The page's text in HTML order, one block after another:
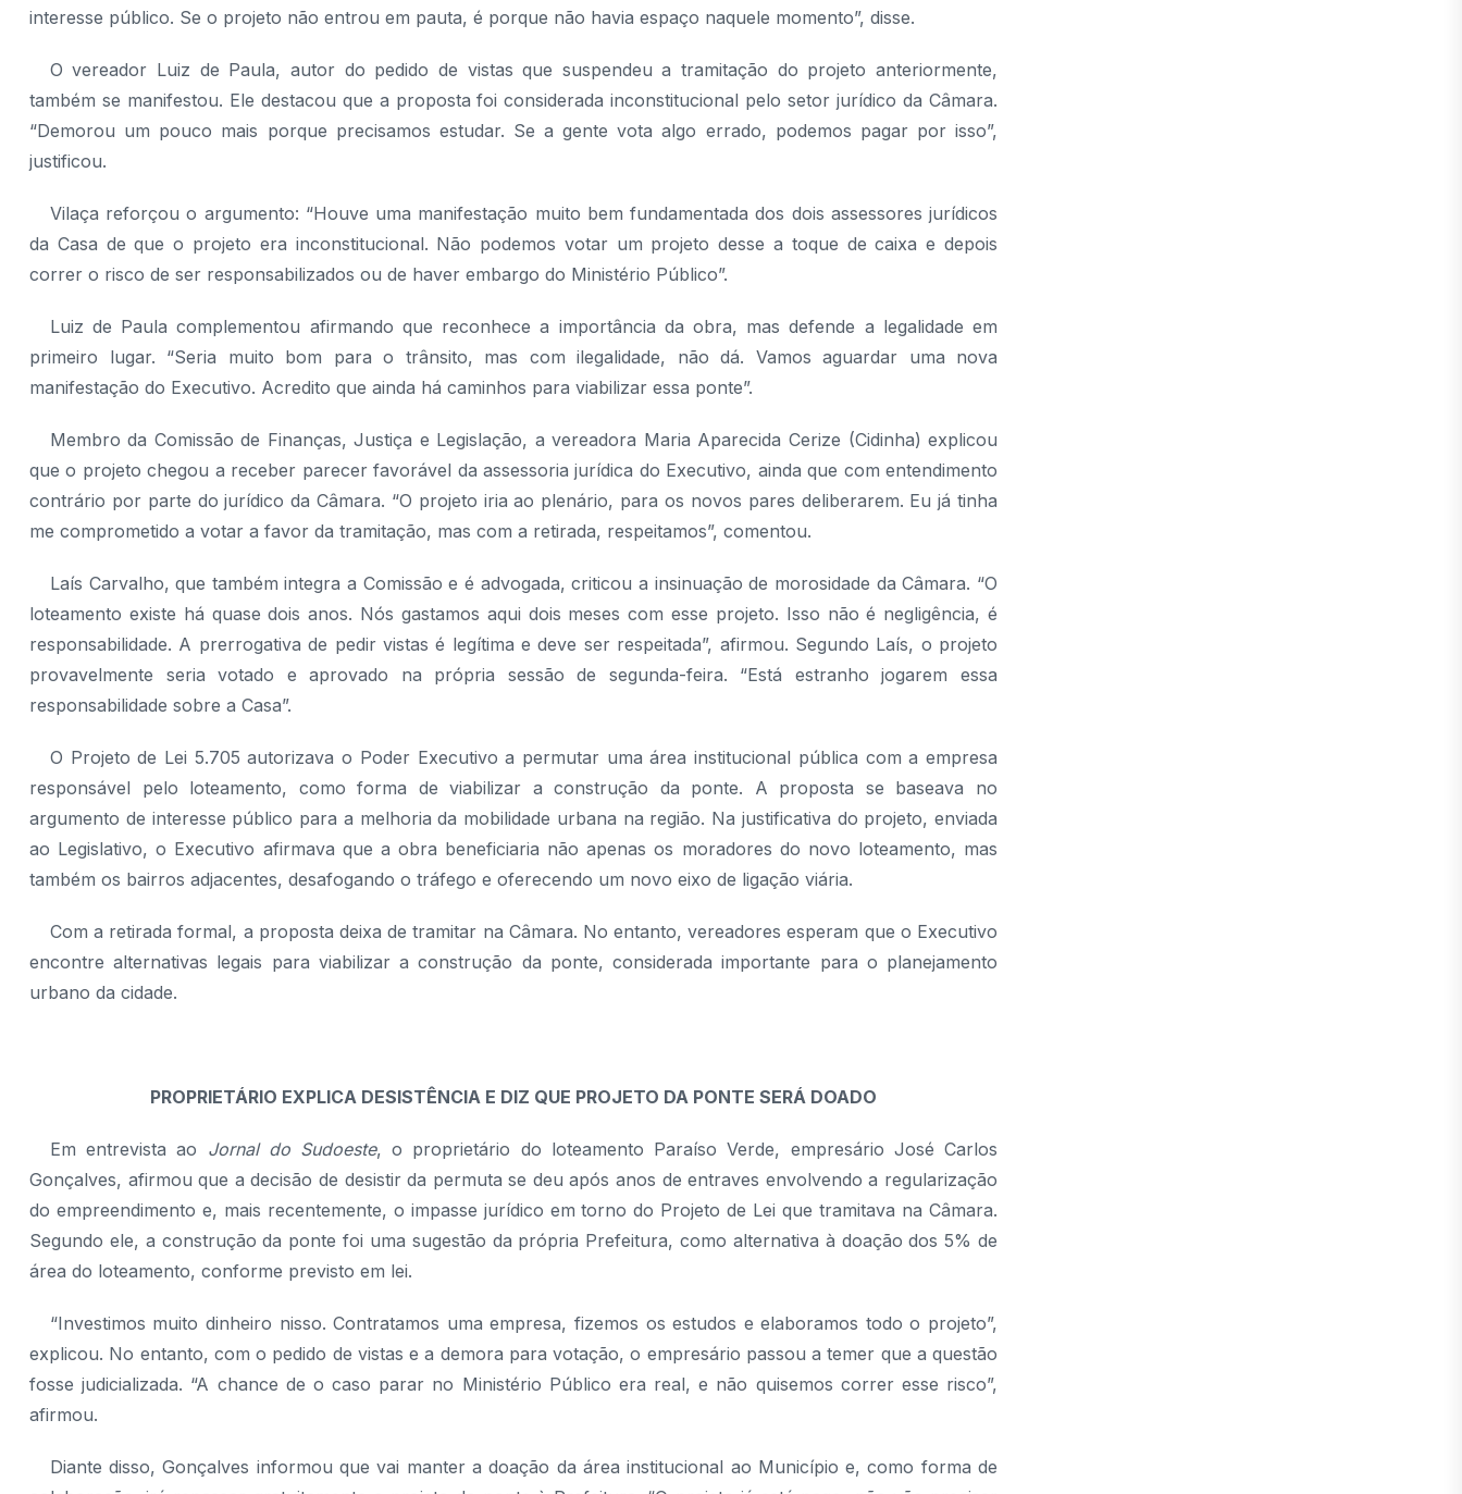
interesse público. Se o projeto não entrou em pauta, é porque não havia espaço naquele momento”, disse.
O vereador Luiz de Paula, autor do pedido de vistas que suspendeu a tramitação do projeto anteriormente,
também se manifestou. Ele destacou que a proposta foi considerada inconstitucional pelo setor jurídico da Câmara.
“Demorou um pouco mais porque precisamos estudar. Se a gente vota algo errado, podemos pagar por isso”,
justificou.
Vilaça reforçou o argumento: “Houve uma manifestação muito bem fundamentada dos dois assessores jurídicos
da Casa de que o projeto era inconstitucional. Não podemos votar um projeto desse a toque de caixa e depois
correr o risco de ser responsabilizados ou de haver embargo do Ministério Público”.
Luiz de Paula complementou afirmando que reconhece a importância da obra, mas defende a legalidade em
primeiro lugar. “Seria muito bom para o trânsito, mas com ilegalidade, não dá. Vamos aguardar uma nova
manifestação do Executivo. Acredito que ainda há caminhos para viabilizar essa ponte”.
Membro da Comissão de Finanças, Justiça e Legislação, a vereadora Maria Aparecida Cerize (Cidinha) explicou
que o projeto chegou a receber parecer favorável da assessoria jurídica do Executivo, ainda que com entendimento
contrário por parte do jurídico da Câmara. “O projeto iria ao plenário, para os novos pares deliberarem. Eu já tinha
me comprometido a votar a favor da tramitação, mas com a retirada, respeitamos”, comentou.
Laís Carvalho, que também integra a Comissão e é advogada, criticou a insinuação de morosidade da Câmara. “O
loteamento existe há quase dois anos. Nós gastamos aqui dois meses com esse projeto. Isso não é negligência, é
responsabilidade. A prerrogativa de pedir vistas é legítima e deve ser respeitada”, afirmou. Segundo Laís, o projeto
provavelmente seria votado e aprovado na própria sessão de segunda-feira. “Está estranho jogarem essa
responsabilidade sobre a Casa”.
O Projeto de Lei 5.705 autorizava o Poder Executivo a permutar uma área institucional pública com a empresa
responsável pelo loteamento, como forma de viabilizar a construção da ponte. A proposta se baseava no
argumento de interesse público para a melhoria da mobilidade urbana na região. Na justificativa do projeto, enviada
ao Legislativo, o Executivo afirmava que a obra beneficiaria não apenas os moradores do novo loteamento, mas
também os bairros adjacentes, desafogando o tráfego e oferecendo um novo eixo de ligação viária.
Com a retirada formal, a proposta deixa de tramitar na Câmara. No entanto, vereadores esperam que o Executivo
encontre alternativas legais para viabilizar a construção da ponte, considerada importante para o planejamento
urbano da cidade.
PROPRIETÁRIO EXPLICA DESISTÊNCIA E DIZ QUE PROJETO DA PONTE SERÁ DOADO
Em entrevista ao Jornal do Sudoeste, o proprietário do loteamento Paraíso Verde, empresário José Carlos
Gonçalves, afirmou que a decisão de desistir da permuta se deu após anos de entraves envolvendo a regularização
do empreendimento e, mais recentemente, o impasse jurídico em torno do Projeto de Lei que tramitava na Câmara.
Segundo ele, a construção da ponte foi uma sugestão da própria Prefeitura, como alternativa à doação dos 5% de
área do loteamento, conforme previsto em lei.
“Investimos muito dinheiro nisso. Contratamos uma empresa, fizemos os estudos e elaboramos todo o projeto”,
explicou. No entanto, com o pedido de vistas e a demora para votação, o empresário passou a temer que a questão
fosse judicializada. “A chance de o caso parar no Ministério Público era real, e não quisemos correr esse risco”,
afirmou.
Diante disso, Gonçalves informou que vai manter a doação da área institucional ao Município e, como forma de